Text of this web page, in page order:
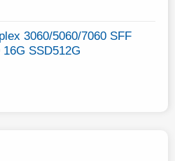
3060/5060/7060 SFF
SSD512G